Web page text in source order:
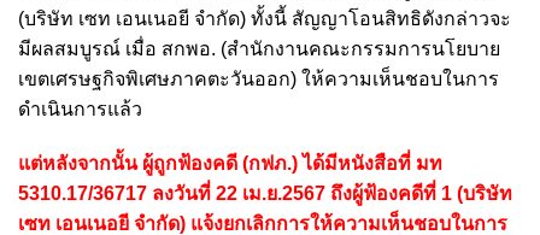
(บริษัท เซท เอนเนอยี จำกัด) ทั้งนี้ สัญญาโอนสิทธิดังกล่าวจะ
มีผลสมบูรณ์ เมื่อ สกพอ. (สำนักงานคณะกรรมการนโยบาย
เขตเศรษฐกิจพิเศษภาคตะวันออก) ให้ความเห็นชอบในการ
ดำเนินการแล้ว
แต่หลังจากนั้น ผู้ถูกฟ้องคดี (กฟภ.) ได้มีหนังสือที่ มท
5310.17/36717 ลงวันที่ 22 เม.ย.2567 ถึงผู้ฟ้องคดีที่ 1 (บริษัท
เซท เอนเนอยี จำกัด) แจ้งยกเลิกการให้ความเห็นชอบในการ